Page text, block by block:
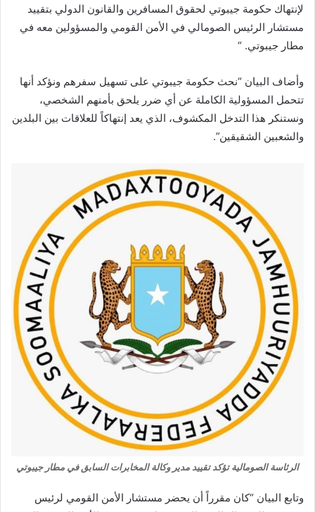
لإنتهاك حكومة جيبوتي لحقوق المسافرين والقانون الدولي بتقييد
مستشار الرئيس الصومالي في الأمن القومي والمسؤولين معه في
مطار جيبوتي. “
وأضاف البيان “نحث حكومة جيبوتي على تسهيل سفرهم ونؤكد أنها
تتحمل المسؤولية الكاملة عن أي ضرر يلحق بأمنهم الشخصي،
ونستنكر هذا التدخل المكشوف، الذي يعد إنتهاكاً للعلاقات بين البلدين
والشعبين الشقيقين”.
الرئاسة الصومالية تؤكد تقييد مدير وكالة المخابرات السابق في مطار جيبوتي
وتابع البيان “كان مقرراً أن يحضر مستشار الأمن القومي لرئيس